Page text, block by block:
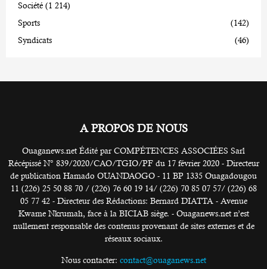
Société (1 214)
Sports
(142)
Syndicats
(46)
A PROPOS DE NOUS
Ouaganews.net Édité par COMPÉTENCES ASSOCIÉES Sarl
Récépissé N° 839/2020/CAO/TGIO/PF du 17 février 2020 - Directeur
de publication Hamado OUANDAOGO - 11 BP 1335 Ouagadougou
11 (226) 25 50 88 70 / (226) 76 60 19 14/ (226) 70 85 07 57/ (226) 68
05 77 42 - Directeur des Rédactions: Bernard DIATTA - Avenue
Kwame Nkrumah, face à la BICIAB siège. - Ouaganews.net n’est
nullement responsable des contenus provenant de sites externes et de
réseaux sociaux.
Nous contacter: contact@ouaganews.net